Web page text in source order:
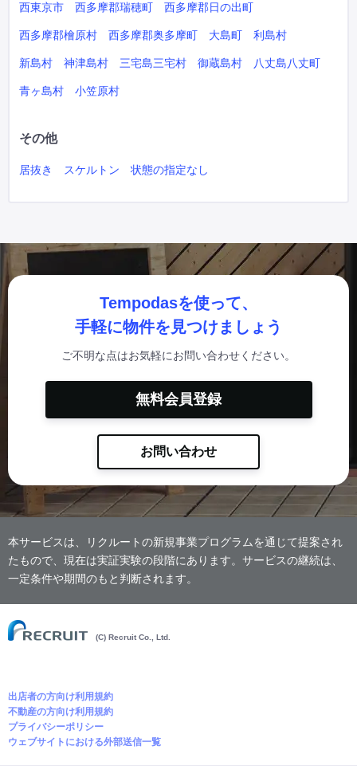
西東京市 西多摩郡瑞穂町 西多摩郡日の出町
西多摩郡檜原村 西多摩郡奥多摩町 大島町 利島村
新島村 神津島村 三宅島三宅村 御蔵島村 八丈島八丈町
青ヶ島村 小笠原村
その他
居抜き スケルトン 状態の指定なし
Tempodasを使って、
手軽に物件を見つけましょう
ご不明な点はお気軽にお問い合わせください。
無料会員登録
お問い合わせ
本サービスは、リクルートの新規事業プログラムを通じて提案され
たもので、現在は実証実験の段階にあります。サービスの継続は、
一定条件や期間のもと判断されます。
(C) Recruit Co., Ltd.
出店者の方向け利用規約
不動産の方向け利用規約
プライバシーポリシー
ウェブサイトにおける外部送信一覧